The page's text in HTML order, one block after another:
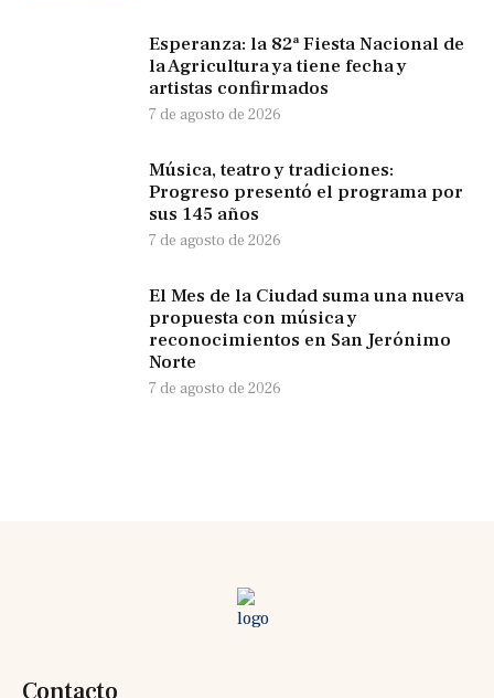
Esperanza: la 82ª Fiesta Nacional de
la Agricultura ya tiene fecha y
artistas confirmados
7 de agosto de 2026
Música, teatro y tradiciones:
Progreso presentó el programa por
sus 145 años
7 de agosto de 2026
El Mes de la Ciudad suma una nueva
propuesta con música y
reconocimientos en San Jerónimo
Norte
7 de agosto de 2026
Contacto